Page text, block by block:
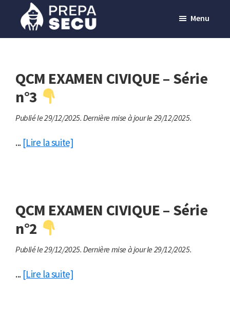
contenuPrepasecu
de
préparation
aux
métiers
de
la
Menu
QCM EXAMEN CIVIQUE – Série
n°3
Publié le 29/12/2025. Dernière mise à jour le 29/12/2025.
... [Lire la suite]
QCM EXAMEN CIVIQUE – Série
n°2
Publié le 29/12/2025. Dernière mise à jour le 29/12/2025.
... [Lire la suite]